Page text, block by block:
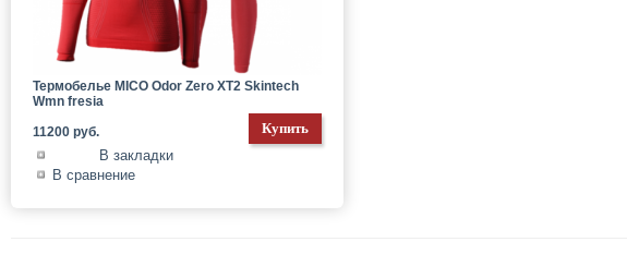
Термобелье MICO Odor Zero XT2 Skintech
Wmn fresia
11200 руб.
В закладки
В сравнение